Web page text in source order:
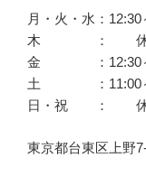
月・火・水：12:30
木 ：
金 ：12:30～
土 ：11:00～
日・祝 ：
東京都台東区上野